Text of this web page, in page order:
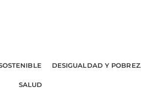
DESIGUALDAD Y
SALUD